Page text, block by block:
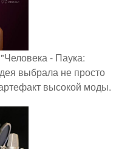
- Паука:
выбрала не просто
высокой моды.